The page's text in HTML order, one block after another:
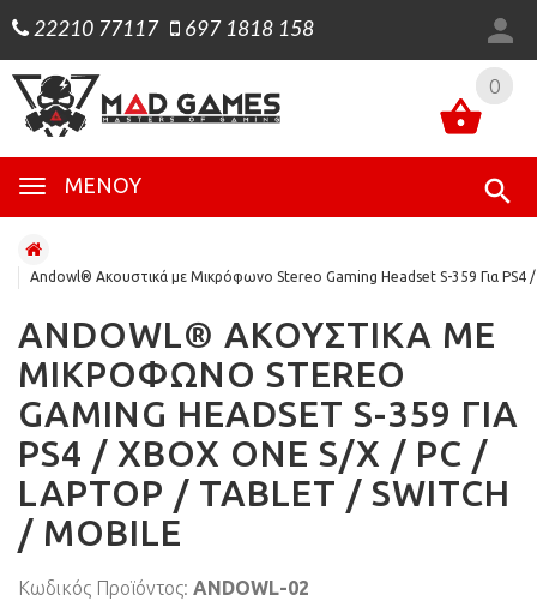
22210 77117 697 1818 158
0
ΜΕΝΟΎ
0
Andowl® Ακουστικά με Μικρόφωνο Stereo Gaming Headset S-359 Για PS4
ANDOWL® ΑΚΟΥΣΤΙΚΆ ΜΕ
ΜΙΚΡΌΦΩΝΟ STEREO
GAMING HEADSET S-359 ΓΙΑ
PS4 / XBOX ONE S/X / PC /
LAPTOP / TABLET / SWITCH
/ MOBILE
Κωδικός Προϊόντος: ANDOWL-02